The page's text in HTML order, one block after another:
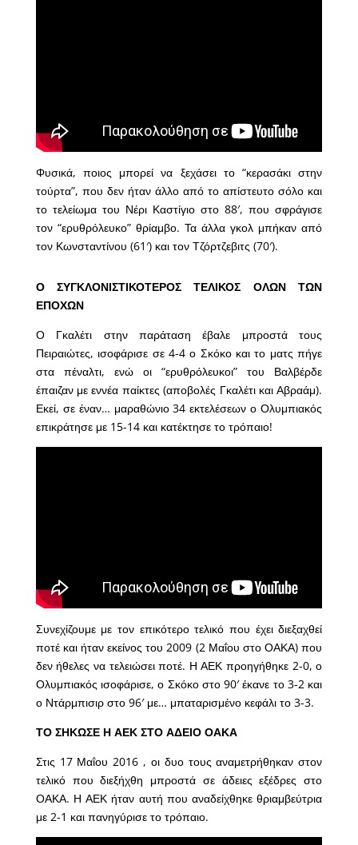
Φυσικά, ποιος μπορεί να ξεχάσει το “κερασάκι στην
τούρτα”, που δεν ήταν άλλο από το απίστευτο σόλο και
το τελείωμα του Νέρι Καστίγιο στο 88′, που σφράγισε
τον “ερυθρόλευκο” θρίαμβο. Τα άλλα γκολ μπήκαν από
τον Κωνσταντίνου (61′) και τον Τζόρτζεβιτς (70′).
Ο ΣΥΓΚΛΟΝΙΣΤΙΚΟΤΕΡΟΣ ΤΕΛΙΚΟΣ ΟΛΩΝ ΤΩΝ
ΕΠΟΧΩΝ
Ο Γκαλέτι στην παράταση έβαλε μπροστά τους
Πειραιώτες, ισοφάρισε σε 4-4 ο Σκόκο και το ματς πήγε
στα πέναλτι, ενώ οι “ερυθρόλευκοι” του Βαλβέρδε
έπαιζαν με εννέα παίκτες (αποβολές Γκαλέτι και Αβραάμ).
Εκεί, σε έναν… μαραθώνιο 34 εκτελέσεων ο Ολυμπιακός
επικράτησε με 15-14 και κατέκτησε το τρόπαιο!
Συνεχίζουμε με τον επικότερο τελικό που έχει διεξαχθεί
ποτέ και ήταν εκείνος του 2009 (2 Μαΐου στο ΟΑΚΑ) που
δεν ήθελες να τελειώσει ποτέ. Η ΑΕΚ προηγήθηκε 2-0, ο
Ολυμπιακός ισοφάρισε, ο Σκόκο στο 90′ έκανε το 3-2 και
ο Ντάρμπισιρ στο 96′ με… μπαταρισμένο κεφάλι το 3-3.
ΤΟ ΣΗΚΩΣΕ Η ΑΕΚ ΣΤΟ ΑΔΕΙΟ ΟΑΚΑ
Στις 17 Μαΐου 2016 , οι δυο τους αναμετρήθηκαν στον
τελικό που διεξήχθη μπροστά σε άδειες εξέδρες στο
ΟΑΚΑ. Η ΑΕΚ ήταν αυτή που αναδείχθηκε θριαμβεύτρια
με 2-1 και πανηγύρισε το τρόπαιο.